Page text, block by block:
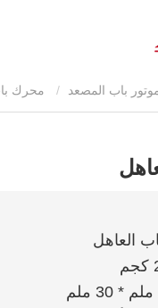
باب المصعد محرك
العاهل